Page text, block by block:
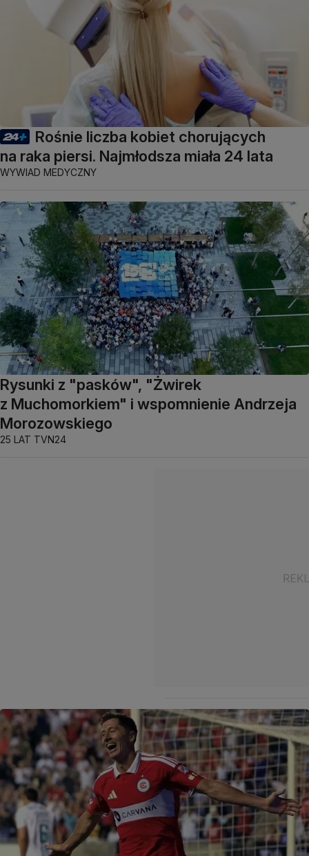
Rośnie liczba kobiet chorujących
na raka piersi. Najmłodsza miała 24 lata
WYWIAD MEDYCZNY
Rysunki z "pasków", "Żwirek
z Muchomorkiem" i wspomnienie Andrzeja
Morozowskiego
25 LAT TVN24